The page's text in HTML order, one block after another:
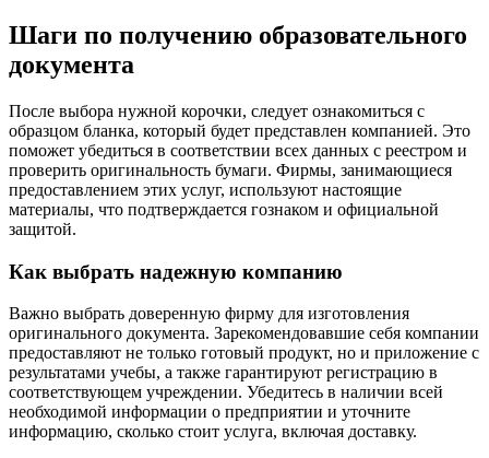
Шаги по получению образовательного
документа
После выбора нужной корочки, следует ознакомиться с
образцом бланка, который будет представлен компанией. Это
поможет убедиться в соответствии всех данных с реестром и
проверить оригинальность бумаги. Фирмы, занимающиеся
предоставлением этих услуг, используют настоящие
материалы, что подтверждается гознаком и официальной
защитой.
Как выбрать надежную компанию
Важно выбрать доверенную фирму для изготовления
оригинального документа. Зарекомендовавшие себя компании
предоставляют не только готовый продукт, но и приложение с
результатами учебы, а также гарантируют регистрацию в
соответствующем учреждении. Убедитесь в наличии всей
необходимой информации о предприятии и уточните
информацию, сколько стоит услуга, включая доставку.